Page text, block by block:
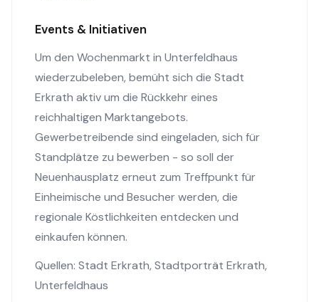
Events & Initiativen
Um den Wochenmarkt in Unterfeldhaus
wiederzubeleben, bemüht sich die Stadt
Erkrath aktiv um die Rückkehr eines
reichhaltigen Marktangebots.
Gewerbetreibende sind eingeladen, sich für
Standplätze zu bewerben - so soll der
Neuenhausplatz erneut zum Treffpunkt für
Einheimische und Besucher werden, die
regionale Köstlichkeiten entdecken und
einkaufen können.
Quellen: Stadt Erkrath, Stadtporträt Erkrath,
Unterfeldhaus